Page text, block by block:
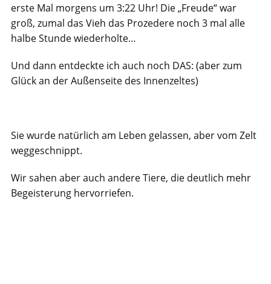
erste Mal morgens um 3:22 Uhr! Die „Freude“ war
groß, zumal das Vieh das Prozedere noch 3 mal alle
halbe Stunde wiederholte…
Und dann entdeckte ich auch noch DAS: (aber zum
Glück an der Außenseite des Innenzeltes)
Sie wurde natürlich am Leben gelassen, aber vom Zelt
weggeschnippt.
Wir sahen aber auch andere Tiere, die deutlich mehr
Begeisterung hervorriefen.